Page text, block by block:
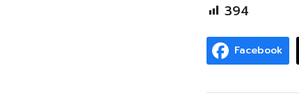
394
Facebook